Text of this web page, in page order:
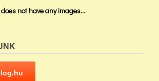
not have any images...